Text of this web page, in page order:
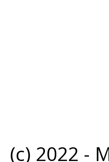
(c) 2022 -